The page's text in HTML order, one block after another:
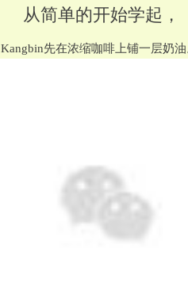
从简单的开始学起，
Kangbin先在浓缩咖啡上铺一层奶